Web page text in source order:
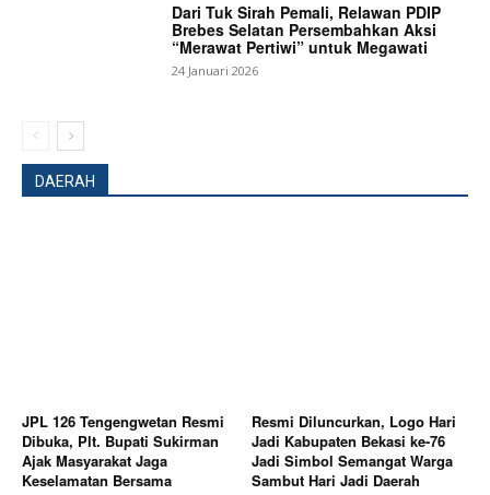
Subscription Plans
Berita Lainnya
Budaya Adalah Tanggung Jawab Bersama
Dari Tuk Sirah Pemali, Relawan PDIP
Brebes Selatan Persembahkan Aksi
“Merawat Pertiwi” untuk Megawati
24 Januari 2026
DAERAH
JPL 126 Tengengwetan Resmi
Dibuka, Plt. Bupati Sukirman
Ajak Masyarakat Jaga
Keselamatan Bersama
Resmi Diluncurkan, Logo Hari
Jadi Kabupaten Bekasi ke-76
Jadi Simbol Semangat Warga
Sambut Hari Jadi Daerah